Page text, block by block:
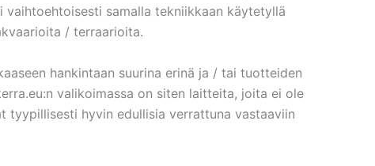
samalla tekniikkaan käytetyllä
/ terraarioita.
hankintaan suurina erinä ja / tai tuotteiden
valikoimassa on siten laitteita, joita ei ole
tyypillisesti hyvin edullisia verrattuna vastaaviin